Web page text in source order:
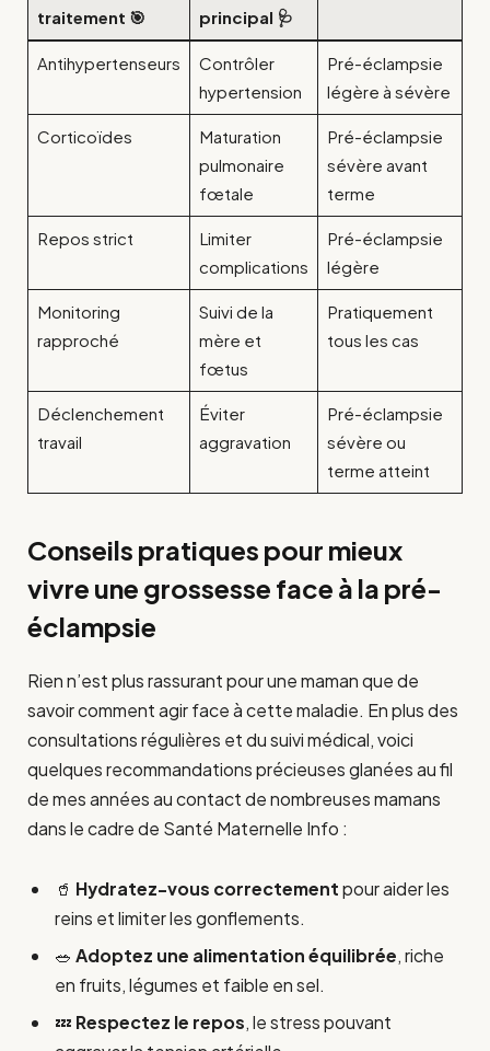
traitement 🎯
principal 🩺
Antihypertenseurs
Contrôler
hypertension
Pré-éclampsie
légère à sévère
Corticoïdes
Maturation
pulmonaire
fœtale
Pré-éclampsie
sévère avant
terme
Repos strict
Limiter
complications
Pré-éclampsie
légère
Monitoring
rapproché
Suivi de la
mère et
fœtus
Pratiquement
tous les cas
Déclenchement
travail
Éviter
aggravation
Pré-éclampsie
sévère ou
terme atteint
Conseils pratiques pour mieux
vivre une grossesse face à la pré-
éclampsie
Rien n’est plus rassurant pour une maman que de
savoir comment agir face à cette maladie. En plus des
consultations régulières et du suivi médical, voici
quelques recommandations précieuses glanées au fil
de mes années au contact de nombreuses mamans
dans le cadre de Santé Maternelle Info :
🥤 Hydratez-vous correctementpour aider les
reins et limiter les gonflements.
🥗 Adoptez une alimentation équilibrée, riche
en fruits, légumes et faible en sel.
💤 Respectez le repos, le stress pouvant